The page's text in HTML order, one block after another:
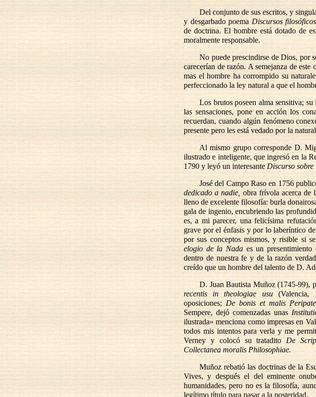
Del conjunto de sus escritos, y
y desgarbado poema Discursos
de doctrina. El hombre está dotado de
moralmente responsable.
No puede prescindirse de Dios, por
carecerían de razón. A semejanza de
mas el hombre ha corrompido su
perfeccionado la ley natural a que el
Los brutos poseen alma sensitiva;
las sensaciones, pone en acción los
recuerdan, cuando algún fenómeno
presente pero les está vedado por la
Al mismo grupo corresponde D.
ilustrado e inteligente, que ingresó en la
1790 y leyó un interesante Discurso
José del Campo Raso en 1756
dedicado a nadie, obra frívola acerca de
lleno de excelente filosofía: burla
gala de ingenio, encubriendo las
es, a mi parecer, una felicísima
grave por el énfasis y por lo laberíntico
por sus conceptos mismos, y risible si
elogio de la Nada es un presentimiento
dentro de nuestra fe y de la razón
creído que un hombre del talento de D.
D. Juan Bautista Muñoz (1745-99),
recentis in theologiae usu(Valencia,
oposiciones; De bonis et malis
Sempere, dejó comenzadas unas
ilustrada» menciona como impresas en
todos mis intentos para verla y me
Verney y colocó su tratadito De
Collectanea moralis Philosophiae.
Muñoz rebatió las doctrinas de la
Vives, y después el del eminente
humanidades, pero no es la filosofía,
legítimo título para pasar a la posteridad.